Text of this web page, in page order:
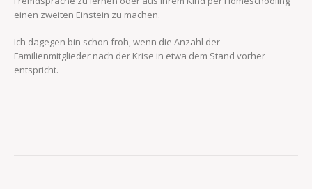
einen zweiten Einstein zu machen.
Ich dagegen bin schon froh, wenn die Anzahl der
Familienmitglieder nach der Krise in etwa dem Stand vorher
entspricht.